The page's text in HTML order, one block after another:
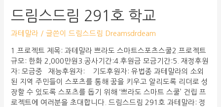
드림스드림 291호 학교
과테말라 / 글쓴이 드림스드림 Dreamsdrdeam
1.프로젝트 제목: 과테말라 쁘라도 스마트스포츠스쿨2.프로젝트
규모: 한화 2,000만원3.공사기간:4.후원금 모금기간:5. 재정후원
자: 모금중 재능후원자: 기도후원자: 유법종 과테말라의 소외
된 지역 주민들이 스포츠를 통해 꿈을 키우고 알리도록 리더로 성
장할 수 있도록 스포츠를 돕기 위해 ‘쁘라도 스마트 스쿨’ 건립 프
로젝트에 여러분을 초대합니다. 드림스드림 291호 과테말라: 정